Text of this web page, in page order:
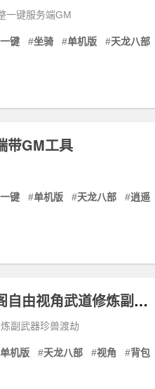
一键服务端GM
一键 #坐骑 #单机版 #天龙八部
带GM工具
一键 #单机版 #天龙八部 #逍遥
天龙八部单机版怀旧一键端大背包华裳阁自由视角武道修炼副武器珍兽渡劫
副武器珍兽渡劫
单机版 #天龙八部 #视角 #背包